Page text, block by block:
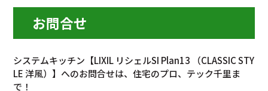
お問合せ
システムキッチン【LIXIL リシェルSI Plan13 （CLASSIC STY
LE 洋風）】へのお問合せは、住宅のプロ、テック千里ま
で！